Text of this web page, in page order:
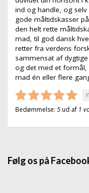
ind og handle, og
gode måltidskasser
den helt rette
mad, til god dansk
retter fra verdens
sammensat af
og det med et
mad én eller flere
Bedømmelse: 5ud af 1
Følg os på